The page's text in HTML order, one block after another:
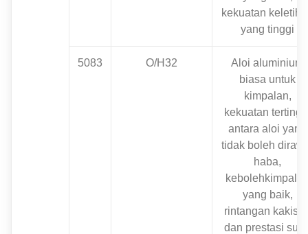
kekuatan
yang tinggi
5083 O/H32
Aloi aluminium
biasa untuk
kimpalan,
kekuatan
antara aloi yang
tidak boleh
haba,
yang baik,
rintangan
dan prestasi